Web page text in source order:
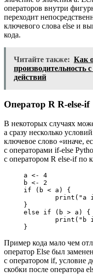
операторов внутри
переходит
ключевого слова else и
кода.
Читайте также: Как
производительность
действий
Оператор R R-else-if
В некоторых случаях
а сразу несколько
ключевое слово «иначе,
с операторами if-else
с оператором R else-if по
a <- 4
b <- 2
if (b < a) {
}
else if (b > a) {
}
Пример кода мало чем
оператор Else был
с оператором if, условие
скобки после оператора